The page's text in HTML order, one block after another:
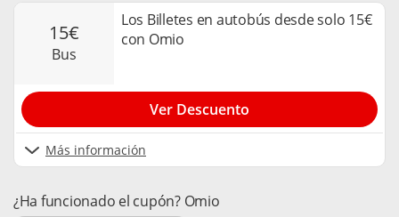
15€
bus
Los Billetes en autobús desde solo 15€
con Omio
Más información
Ver Descuento
¿Ha funcionado el cupón? Omio